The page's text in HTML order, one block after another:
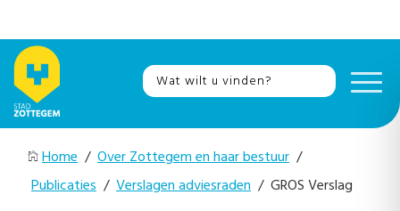
Home / Over Zottegem en haar bestuur /
Publicaties / Verslagen adviesraden / GROS Verslag